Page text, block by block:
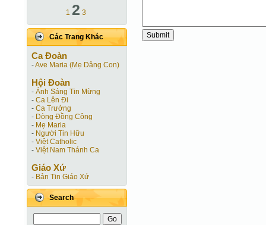
1 2 3
Các Trang Khác
Ca Ðoàn
-Ave Maria (Mẹ Dâng Con)
Hội Ðoàn
- Ánh Sáng Tin Mừng
- Ca Lên Đi
- Ca Trưởng
- Dòng Đồng Công
- Mẹ Maria
- Người Tin Hữu
- Việt Catholic
- Việt Nam Thánh Ca
Giáo Xứ
- Bản Tin Giáo Xứ
Search